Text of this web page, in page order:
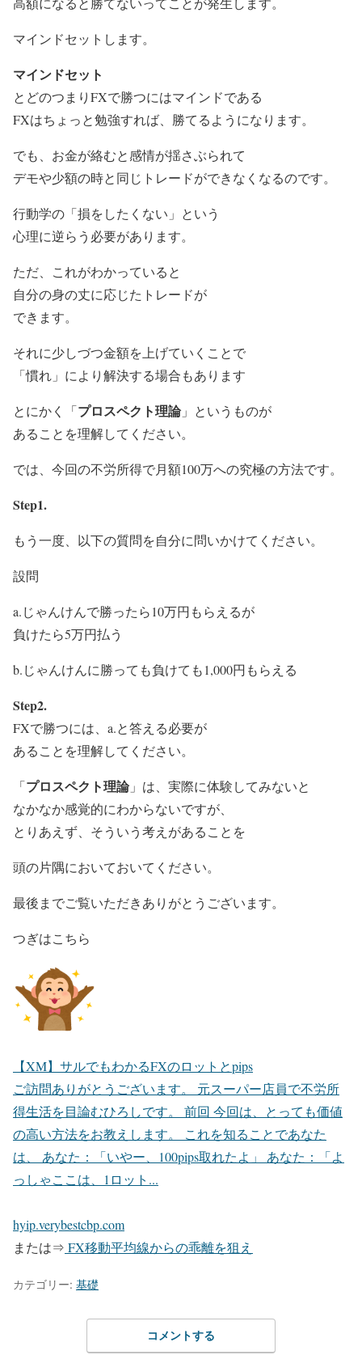
マインドセットします。
マインドセット
とどのつまりFXで勝つにはマインドである
FXはちょっと勉強すれば、勝てるようになります。
でも、お金が絡むと感情が揺さぶられて
デモや少額の時と同じトレードができなくなるのです。
行動学の「損をしたくない」という
心理に逆らう必要があります。
ただ、これがわかっていると
自分の身の丈に応じたトレードが
できます。
それに少しづつ金額を上げていくことで
「慣れ」により解決する場合もあります
とにかく「プロスペクト理論」というものが
あることを理解してください。
では、今回の不労所得で月額100万への究極の方法です。
Step1.
もう一度、以下の質問を自分に問いかけてください。
設問
a.じゃんけんで勝ったら10万円もらえるが
負けたら5万円払う
b.じゃんけんに勝っても負けても1,000円もらえる
Step2.
FXで勝つには、a.と答える必要が
あることを理解してください。
「プロスペクト理論」は、実際に体験してみないと
なかなか感覚的にわからないですが、
とりあえず、そういう考えがあることを
頭の片隅においておいてください。
最後までご覧いただきありがとうございます。
つぎはこちら
【XM】サルでもわかるFXのロットとpips
ご訪問ありがとうございます。 元スーパー店員で不労所
得生活を目論むひろしです。 前回 今回は、とっても価値
の高い方法をお教えします。 これを知ることであなた
は、 あなた：「いやー、100pips取れたよ」 あなた：「よ
っしゃここは、1ロット...
hyip.verybestcbp.com
または⇒ FX移動平均線からの乖離を狙え
カテゴリー: 基礎
コメントする